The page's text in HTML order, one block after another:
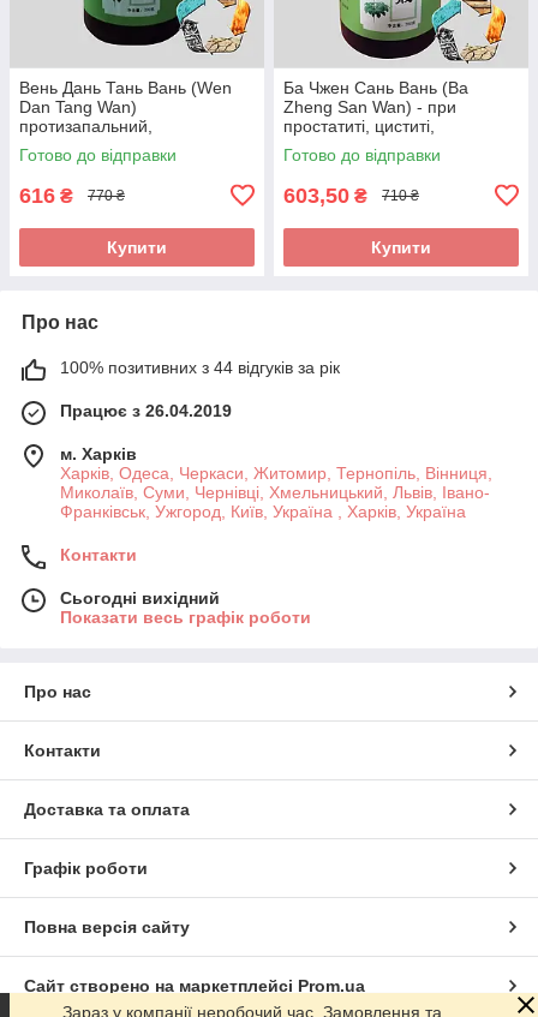
Вень Дань Тань Вань (Wen
Dan Tang Wan)
протизапальний,
знеболюючий, при
холециститі
Готово до відправки
616 ₴ 770 ₴
Купити
Ба Чжен Сань Вань (Ba
Zheng San Wan) - при
простатиті, циститі,
пієлонефриті, нетриманні
сечі
Готово до відправки
603,50 ₴ 710 ₴
Купити
Про нас
100% позитивних з 44 відгуків за рік
Працює з 26.04.2019
м. Харків
Харків, Одеса, Черкаси, Житомир, Тернопіль, Вінниця,
Миколаїв, Суми, Чернівці, Хмельницький, Львів, Івано-
Франківськ, Ужгород, Київ, Україна , Харків, Україна
Контакти
Сьогодні вихідний
Показати весь графік роботи
Про нас
Контакти
Доставка та оплата
Графік роботи
Повна версія сайту
Сайт створено на маркетплейсі Prom.ua
Зараз у компанії неробочий час. Замовлення та